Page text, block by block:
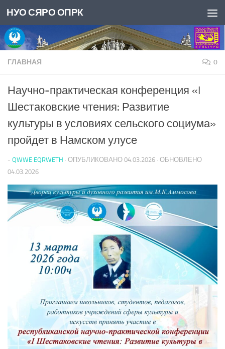
Перейти к содержимому
НУО СЯРО ОПРК
ГЛАВНАЯ 0
Научно-практическая конференция «I
Шестаковские чтения: Развитие
культуры в условиях сельского социума»
пройдет в Намском улусе
- QWWE EQRWETH · ОПУБЛИКОВАНО 04.03.2026 · ОБНОВЛЕНО
04.03.2026